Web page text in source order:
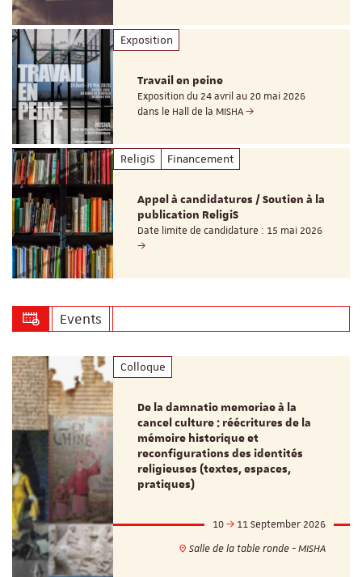
Exposition
Travail en peine
Exposition du 24 avril au 20 mai 2026
dans le Hall de la MISHA
ReligiS Financement
Appel à candidatures / Soutien à la
publication ReligiS
Date limite de candidature : 15 mai 2026
Events
Colloque
De la damnatio memoriae à la
cancel culture : réécritures de la
mémoire historique et
reconfigurations des identités
religieuses (textes, espaces,
pratiques)
10
11 September 2026
Salle de la table ronde - MISHA